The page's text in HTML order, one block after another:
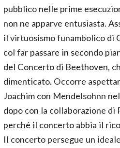
pubblico nelle prime
non ne apparve entusiasta.
il virtuosismo funambolico di
col far passare in secondo
del Concerto di Beethoven,
dimenticato. Occorre
Joachim con Mendelsohnn
dopo con la collaborazione di
perché il concerto abbia il
Il concerto persegue un